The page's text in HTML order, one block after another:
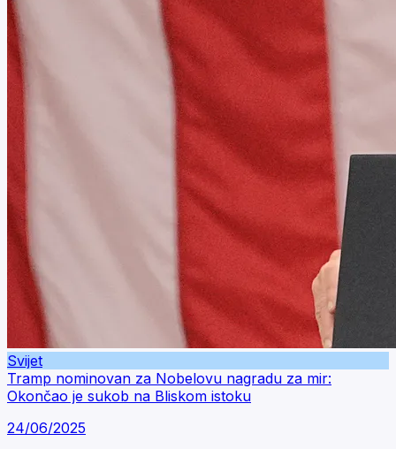
Svijet
Tramp nominovan za Nobelovu nagradu za mir:
Okončao je sukob na Bliskom istoku
24/06/2025